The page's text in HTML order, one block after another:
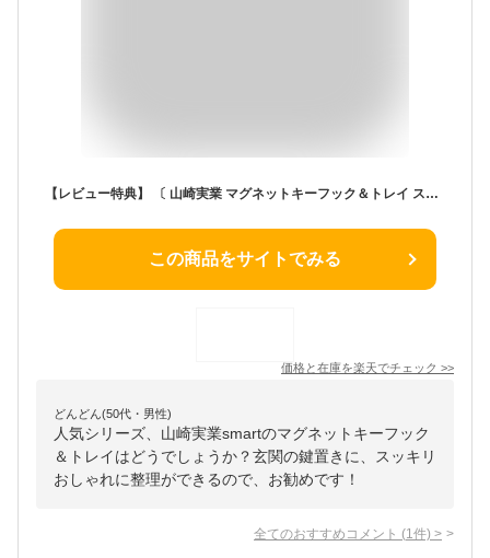
【レビュー特典】 〔 山崎実業 マグネットキーフック＆トレイ スマート 〕 smart 小物 収納 玄関 玄関収納 ドア 扉 磁石 小物置き 鍵 キーフック マグネット キー フック 印鑑 ハンコ 引っ掛ける 収納雑貨 シンプル おしゃれ スマート 2754 2755 公式 白 黒
この商品をサイトでみる
価格と在庫を楽天でチェック >>
どんどん(50代・男性)
人気シリーズ、山崎実業smartのマグネットキーフック
＆トレイはどうでしょうか？玄関の鍵置きに、スッキリ
おしゃれに整理ができるので、お勧めです！
全てのおすすめコメント (1 件) >